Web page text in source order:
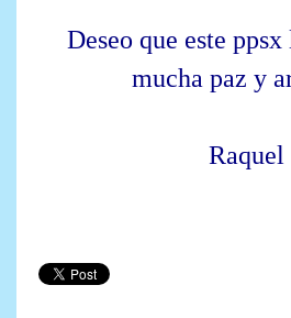
Deseo que este
mucha paz y
Raquel